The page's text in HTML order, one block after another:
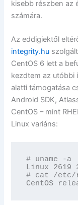
kisebb részben az
számára.
Az eddigiektől
integrity.hu
CentOS 6 lett a
kezdtem az utóbbi
alatti támogatása
Android SDK,
CentOS – mint
Linux variáns:
# uname -a
Linux 2619
# cat /etc/
CentOS